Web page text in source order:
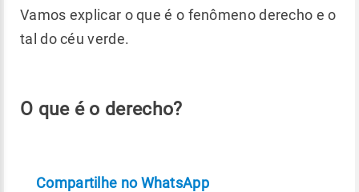
Vamos explicar o que é o fenômeno derecho e o
tal do céu verde.
O que é o derecho?
Compartilhe no WhatsApp